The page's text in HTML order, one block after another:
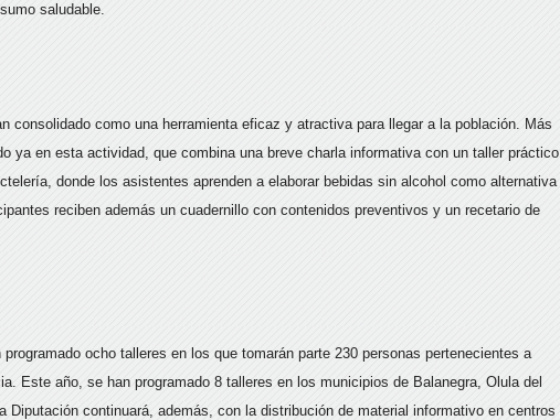
saludable.
consolidado como una herramienta eficaz y atractiva para llegar a la población. Más
ya en esta actividad, que combina una breve charla informativa con un taller práctico
donde los asistentes aprenden a elaborar bebidas sin alcohol como alternativa
reciben además un cuadernillo con contenidos preventivos y un recetario de
ocho talleres en los que tomarán parte 230 personas pertenecientes a
Este año, se han programado 8 talleres en los municipios de Balanegra, Olula del
Diputación continuará, además, con la distribución de material informativo en centros